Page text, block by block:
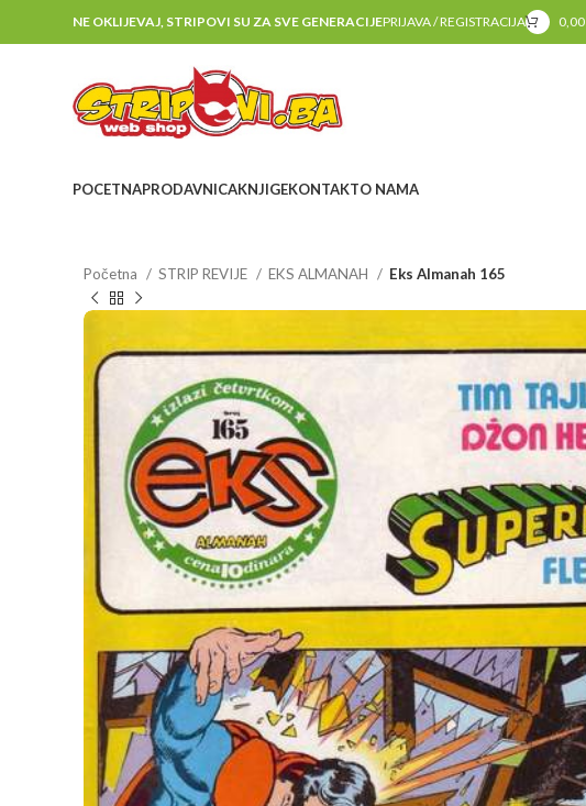
NE OKLIJEVAJ, STRIPOVI SU ZA SVE GENERACIJEPRIJAVA / REGISTRACIJA 0,00
POCETNAPRODAVNICAKNJIGEKONTAKTO NAMA
Početna STRIP REVIJE EKS ALMANAH Eks Almanah 165